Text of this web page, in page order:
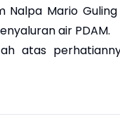
Nalpa Mario
air PDAM.
atas